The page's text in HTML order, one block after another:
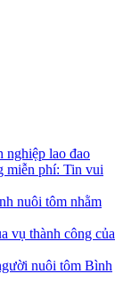
nghiệp lao đao
miễn phí: Tin vui
nuôi tôm nhằm
vụ thành công của
nuôi tôm Bình